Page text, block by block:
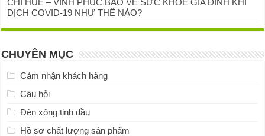
DỊCH COVID-19 NHƯ THẾ NÀO?
CHUYÊN MỤC
Cảm nhận khách hàng
Câu hỏi
Đèn xông tinh dầu
Hồ sơ chất lượng sản phẩm